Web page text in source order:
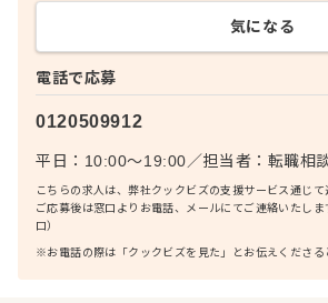
電話で応募
0120509912
平日：10:00〜19:00／担当者： 転職相
こちらの求人は、弊社クックビズの支援サービス通じて
ご応募後は窓口よりお電話、メールにてご連絡いたし
口）
※お電話の際は「クックビズを見た」とお伝えくださる
気になる